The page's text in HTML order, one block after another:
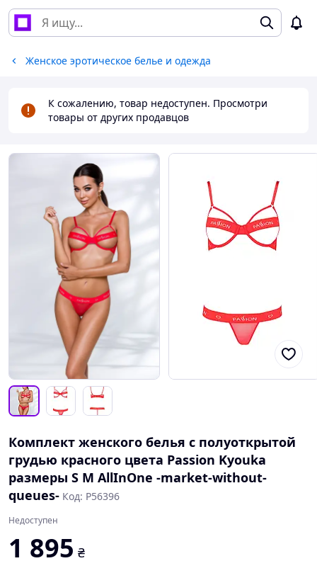
Женское эротическое белье и одежда
К сожалению, товар недоступен. Просмотри
товары от других продавцов
Комплект женского белья с полуоткрытой
грудью красного цвета Passion Kyouka
размеры S M AllInOne -market-without-
queues- Код: P56396
Недоступен
1 895 ₴